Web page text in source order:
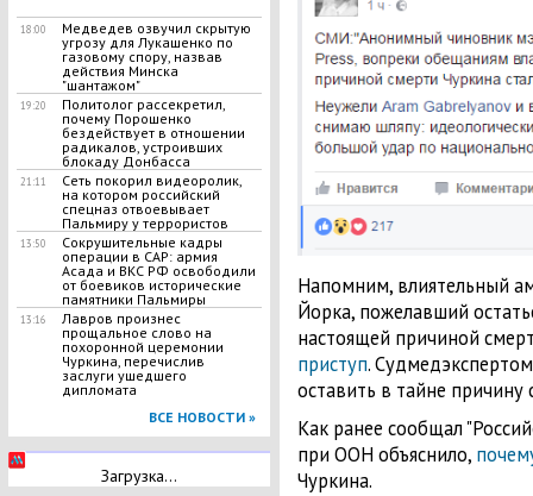
18:00
Медведев озвучил скрытую
угрозу для Лукашенко по
газовому спору, назвав
действия Минска
"шантажом"
19:20
Политолог рассекретил,
почему Порошенко
бездействует в отношении
радикалов, устроивших
блокаду Донбасса
21:11
Сеть покорил видеоролик,
на котором российский
спецназ отвоевывает
Пальмиру у террористов
13:50
Сокрушительные кадры
операции в САР: армия
Асада и ВКС РФ освободили
от боевиков исторические
памятники Пальмиры
13:16
Лавров произнес
прощальное слово на
похоронной церемонии
Чуркина, перечислив
заслуги ушедшего
дипломата
ВСЕ НОВОСТИ »
Загрузка...
Напомним, влиятельный
Йорка, пожелавший
настоящей причиной
приступ.
оставить в тайне
Как ранее сообщал
при ООН объяснило,
Чуркина.